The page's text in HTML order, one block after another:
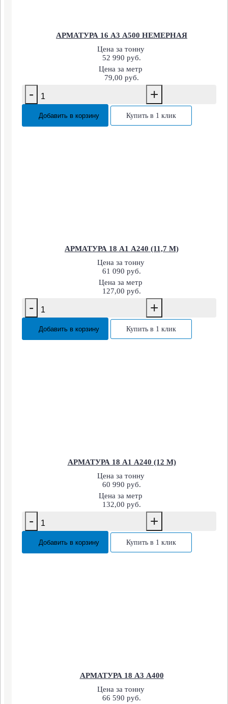
АРМАТУРА 16 А3 А500 НЕМЕРНАЯ
Цена за тонну
52 990 руб.
Цена за метр
79,00 руб.
- +
Добавить в корзину Купить в 1 клик
АРМАТУРА 18 А1 А240 (11,7 М)
Цена за тонну
61 090 руб.
Цена за метр
127,00 руб.
- +
Добавить в корзину Купить в 1 клик
АРМАТУРА 18 А1 А240 (12 М)
Цена за тонну
60 990 руб.
Цена за метр
132,00 руб.
- +
Добавить в корзину Купить в 1 клик
АРМАТУРА 18 А3 А400
Цена за тонну
66 590 руб.